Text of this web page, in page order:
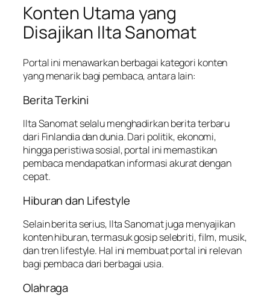
Konten Utama yang
Disajikan Ilta Sanomat
Portal ini menawarkan berbagai kategori konten
yang menarik bagi pembaca, antara lain:
Berita Terkini
Ilta Sanomat selalu menghadirkan berita terbaru
dari Finlandia dan dunia. Dari politik, ekonomi,
hingga peristiwa sosial, portal ini memastikan
pembaca mendapatkan informasi akurat dengan
cepat.
Hiburan dan Lifestyle
Selain berita serius, Ilta Sanomat juga menyajikan
konten hiburan, termasuk gosip selebriti, film, musik,
dan tren lifestyle. Hal ini membuat portal ini relevan
bagi pembaca dari berbagai usia.
Olahraga